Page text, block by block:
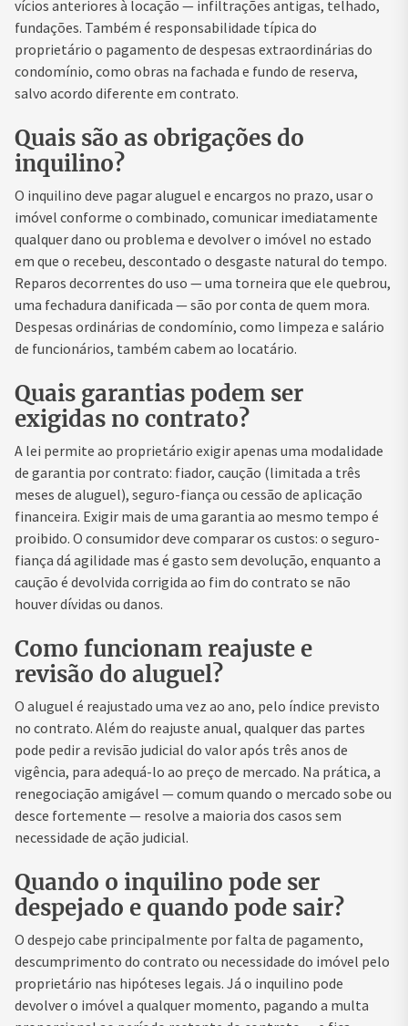
vícios anteriores à locação — infiltrações antigas, telhado,
fundações. Também é responsabilidade típica do
proprietário o pagamento de despesas extraordinárias do
condomínio, como obras na fachada e fundo de reserva,
salvo acordo diferente em contrato.
Quais são as obrigações do
inquilino?
O inquilino deve pagar aluguel e encargos no prazo, usar o
imóvel conforme o combinado, comunicar imediatamente
qualquer dano ou problema e devolver o imóvel no estado
em que o recebeu, descontado o desgaste natural do tempo.
Reparos decorrentes do uso — uma torneira que ele quebrou,
uma fechadura danificada — são por conta de quem mora.
Despesas ordinárias de condomínio, como limpeza e salário
de funcionários, também cabem ao locatário.
Quais garantias podem ser
exigidas no contrato?
A lei permite ao proprietário exigir apenas uma modalidade
de garantia por contrato: fiador, caução (limitada a três
meses de aluguel), seguro-fiança ou cessão de aplicação
financeira. Exigir mais de uma garantia ao mesmo tempo é
proibido. O consumidor deve comparar os custos: o seguro-
fiança dá agilidade mas é gasto sem devolução, enquanto a
caução é devolvida corrigida ao fim do contrato se não
houver dívidas ou danos.
Como funcionam reajuste e
revisão do aluguel?
O aluguel é reajustado uma vez ao ano, pelo índice previsto
no contrato. Além do reajuste anual, qualquer das partes
pode pedir a revisão judicial do valor após três anos de
vigência, para adequá-lo ao preço de mercado. Na prática, a
renegociação amigável — comum quando o mercado sobe ou
desce fortemente — resolve a maioria dos casos sem
necessidade de ação judicial.
Quando o inquilino pode ser
despejado e quando pode sair?
O despejo cabe principalmente por falta de pagamento,
descumprimento do contrato ou necessidade do imóvel pelo
proprietário nas hipóteses legais. Já o inquilino pode
devolver o imóvel a qualquer momento, pagando a multa